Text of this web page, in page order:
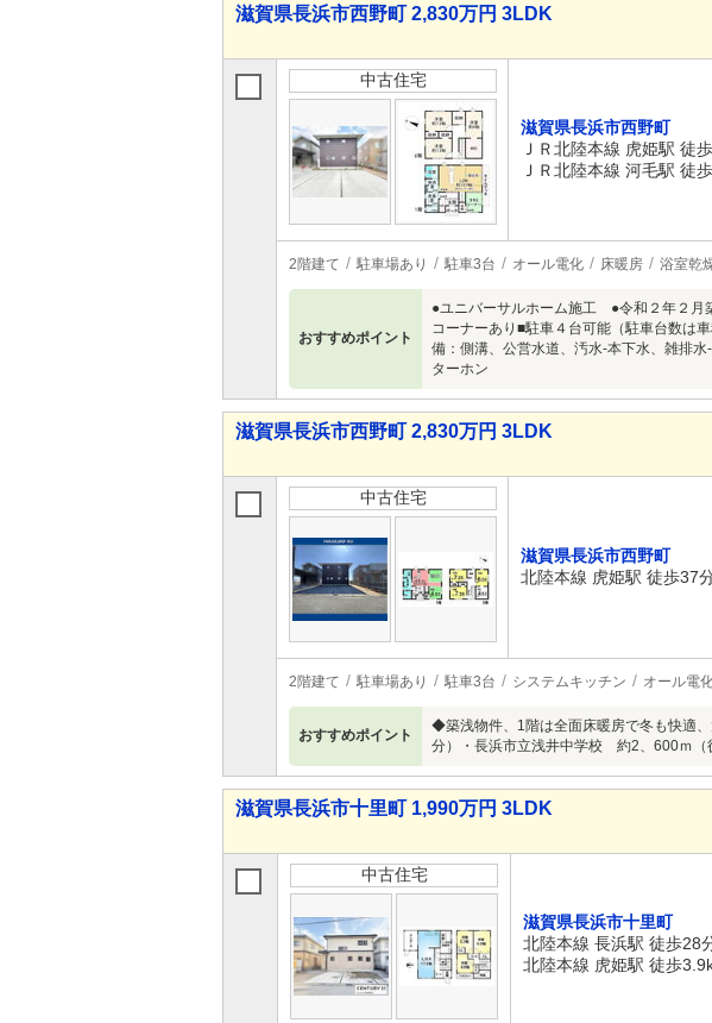
滋賀県長浜市西野町 2,830万円 3LDK
中古住宅
滋賀県長浜市西野町
ＪＲ北陸本線 虎姫駅 徒
ＪＲ北陸本線 河毛駅 徒
2階建て 駐車場あり 駐車3台 オール電化 床暖房 浴室乾
おすすめポイント
●ユニバーサルホーム施工 ●令和２年２
コーナーあり■駐車４台可能（駐車台数は
備：側溝、公営水道、汚水-本下水、雑排
ターホン
滋賀県長浜市西野町 2,830万円 3LDK
中古住宅
滋賀県長浜市西野町
北陸本線 虎姫駅 徒歩37
2階建て 駐車場あり 駐車3台 システムキッチン オール電
おすすめポイント
◆築浅物件、1階は全面床暖房で冬も快適
分）・長浜市立浅井中学校 約2、600ｍ（
滋賀県長浜市十里町 1,990万円 3LDK
中古住宅
滋賀県長浜市十里町
北陸本線 長浜駅 徒歩28
北陸本線 虎姫駅 徒歩